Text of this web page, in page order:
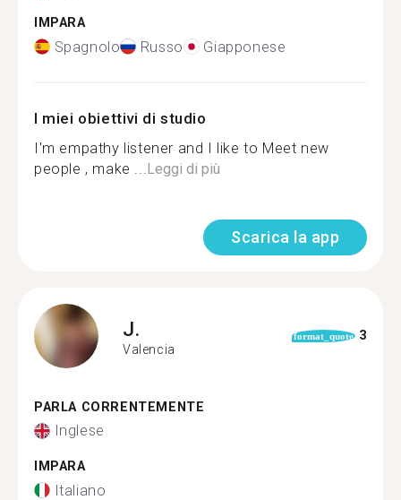
IMPARA
Spagnolo Russo Giapponese
I miei obiettivi di studio
I'm empathy listener and I like to Meet new
people , make ... Leggi di più
Scarica la app
J.
Valencia
format_quote 3
PARLA CORRENTEMENTE
Inglese
IMPARA
Italiano